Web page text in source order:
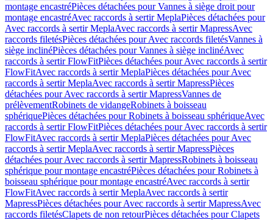
montage encastréPièces détachées pour Vannes à siège droit pour
montage encastréAvec raccords à sertir MeplaPièces détachées pour
Avec raccords à sertir MeplaAvec raccords à sertir MapressAvec
raccords filetésPièces détachées pour Avec raccords filetésVannes à
siège inclinéPièces détachées pour Vannes à siège inclinéAvec
raccords à sertir FlowFitPièces détachées pour Avec raccords à sertir
FlowFitAvec raccords à sertir MeplaPièces détachées pour Avec
raccords à sertir MeplaAvec raccords à sertir MapressPièces
détachées pour Avec raccords à sertir MapressVannes de
prélèvementRobinets de vidangeRobinets à boisseau
sphériquePièces détachées pour Robinets à boisseau sphériqueAvec
raccords à sertir FlowFitPièces détachées pour Avec raccords à sertir
FlowFitAvec raccords à sertir MeplaPièces détachées pour Avec
raccords à sertir MeplaAvec raccords à sertir MapressPièces
détachées pour Avec raccords à sertir MapressRobinets à boisseau
sphérique pour montage encastréPièces détachées pour Robinets à
boisseau sphérique pour montage encastréAvec raccords à sertir
FlowFitAvec raccords à sertir MeplaAvec raccords à sertir
MapressPièces détachées pour Avec raccords à sertir MapressAvec
raccords filetésClapets de non retourPièces détachées pour Clapets